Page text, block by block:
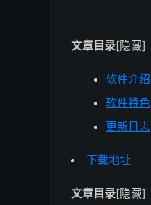
文章目录[隐藏]
软件介绍
软件特色
更新日志
下载地址
文章目录[隐藏]